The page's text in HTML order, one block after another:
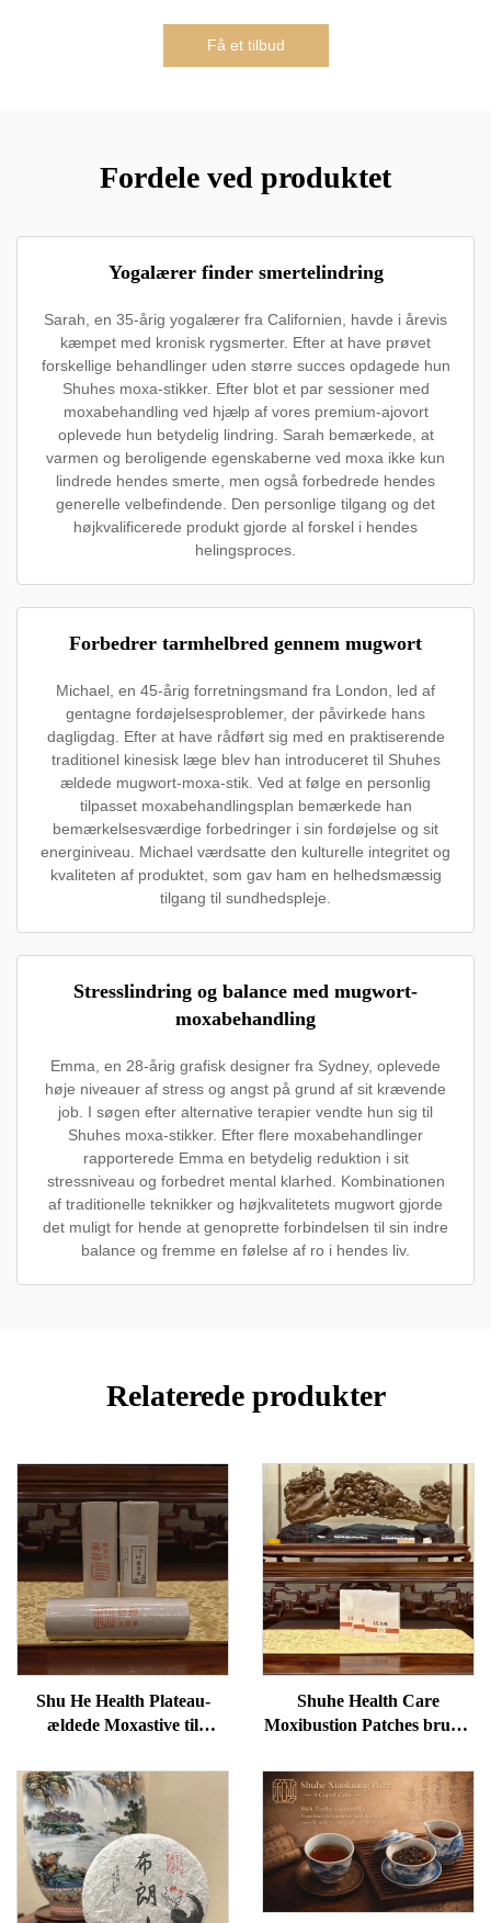
Få et tilbud
Fordele ved produktet
Yogalærer finder smertelindring
Sarah, en 35-årig yogalærer fra Californien, havde i årevis
kæmpet med kronisk rygsmerter. Efter at have prøvet
forskellige behandlinger uden større succes opdagede hun
Shuhes moxa-stikker. Efter blot et par sessioner med
moxabehandling ved hjælp af vores premium-ajovort
oplevede hun betydelig lindring. Sarah bemærkede, at
varmen og beroligende egenskaberne ved moxa ikke kun
lindrede hendes smerte, men også forbedrede hendes
generelle velbefindende. Den personlige tilgang og det
højkvalificerede produkt gjorde al forskel i hendes
helingsproces.
Forbedrer tarmhelbred gennem mugwort
Michael, en 45-årig forretningsmand fra London, led af
gentagne fordøjelsesproblemer, der påvirkede hans
dagligdag. Efter at have rådført sig med en praktiserende
traditionel kinesisk læge blev han introduceret til Shuhes
ældede mugwort-moxa-stik. Ved at følge en personlig
tilpasset moxabehandlingsplan bemærkede han
bemærkelsesværdige forbedringer i sin fordøjelse og sit
energiniveau. Michael værdsatte den kulturelle integritet og
kvaliteten af produktet, som gav ham en helhedsmæssig
tilgang til sundhedspleje.
Stresslindring og balance med mugwort-
moxabehandling
Emma, en 28-årig grafisk designer fra Sydney, oplevede
høje niveauer af stress og angst på grund af sit krævende
job. I søgen efter alternative terapier vendte hun sig til
Shuhes moxa-stikker. Efter flere moxabehandlinger
rapporterede Emma en betydelig reduktion i sit
stressniveau og forbedret mental klarhed. Kombinationen
af traditionelle teknikker og højkvalitetets mugwort gjorde
det muligt for hende at genoprette forbindelsen til sin indre
balance og fremme en følelse af ro i hendes liv.
Relaterede produkter
Shu He Health Plateau-
ældede Moxastive til
fugtighed og opvarmning af
meridianer
Shuhe Health Care
Moxibustion Patches bruges
øjnene, genoprette vitalitet
og fjerne blokader i
meridianer.